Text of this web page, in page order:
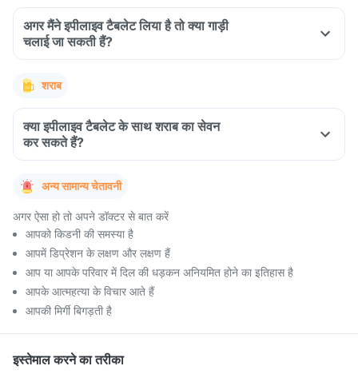
अगर मैंने इपीलाइव टैबलेट लिया है तो क्या गाड़ी
चलाई जा सकती हैं?
शराब
क्या इपीलाइव टैबलेट के साथ शराब का सेवन
कर सकते हैं?
अन्य सामान्य चेतावनी
अगर ऐसा हो तो अपने डॉक्टर से बात करें
आपको किडनी की समस्या है
आपमें डिप्रेशन के लक्षण और लक्षण हैं
आप या आपके परिवार में दिल की धड़कन अनियमित होने का इतिहास है
आपके आत्महत्या के विचार आते हैं
आपकी मिर्गी बिगड़ती है
इस्तेमाल करने का तरीका